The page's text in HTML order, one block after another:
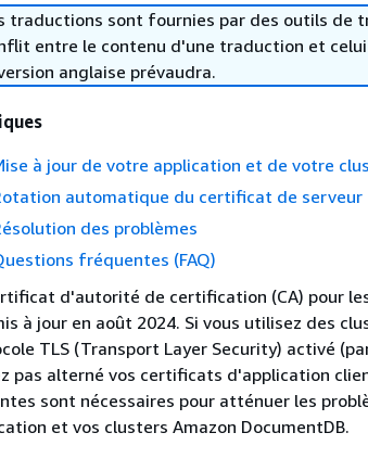
traductions sont fournies par des outils de
entre le contenu d'une traduction et
anglaise prévaudra.
à jour de votre application et de votre
automatique du certificat de serveur
des problèmes
fréquentes (FAQ)
d'autorité de certification (CA) pour
à jour en août 2024. Si vous utilisez des
TLS (Transport Layer Security) activé
pas alterné vos certificats d'application
sont nécessaires pour atténuer les
et vos clusters Amazon DocumentDB.